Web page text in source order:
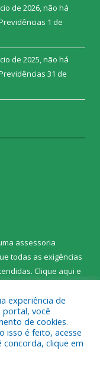
de 2026, não há
1 de
de 2025, não há
31 de
assessoria
todas as exigências
Clique aqui e
Santa Cruz do Arari.
experiência de
portal, você
de cookies.
isso é feito, acesse
concorda, clique em